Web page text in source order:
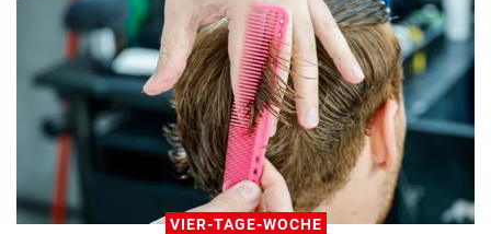
VIER-TAGE-WOCHE